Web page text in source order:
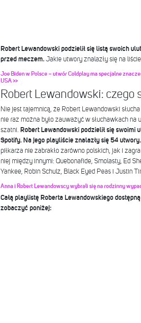
Robert Lewandowski podzielił się listą swoich
przed meczem. Jakie utwory znalazły się na
Joe Biden w Polsce – utwór Coldplay ma specjalne
USA >>
Robert Lewandowski: czego
Nie jest tajemnicą, że Robert Lewandowski
nie raz można było zauważyć w słuchawkach na
szatni. Robert Lewandowski podzielił się swoimi
Spotify. Na jego playliście znalazły się 54 utwory.
piłkarza nie zabrakło zarówno polskich, jak i
niej między innymi: Quebonafide, Smolasty, Ed
Yankee, Robin Schulz, Black Eyed Peas i Justin
Anna i Robert Lewandowscy wybrali się na rodzinny
Całą playlistę Roberta Lewandowskiego
zobaczyć poniżej: